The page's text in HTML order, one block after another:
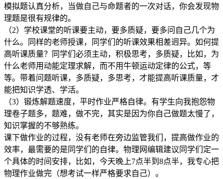
模拟题认真分析，当做自己与命题者的一次对话，你会发现物
理题是很有规律的。
（2）学校课堂的听课要主动，要多质疑，要多问自己几个为
什么。同样的老师授课，同学们的听课效果相差迥异。如何提
高听课质量？同学们必须主动，积极思考，多质疑，比如，为
什么老师用动能定理求解，而不用牛顿运动定律的公式，等
等。带着问题听课，多质疑，多思考，才能提高听课质量，才
能把知识学透、学活。
（3）锻炼解题速度，平时作业严格自律。有学生向我抱怨物
理卷子题多，题难，做不完，其实是因为你自己做题太慢了，
知识掌握的不够熟练。
课下做作业的过程，没有老师在旁边监管我们，提高做作业的
效率，最需要的是同学们的自律。物理网编辑建议同学们定一
个具体的时间安排，比如，今天晚上7点半到8点半，我专心把
物理作业做完（想考试一样严格要求自己）。